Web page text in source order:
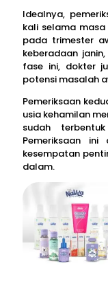
Idealnya,
kali selama
pada trimester
keberadaan
fase ini, dokter
potensi masalah
Pemeriksaan
usia kehamilan
sudah
Pemeriksaan
kesempatan
dalam.